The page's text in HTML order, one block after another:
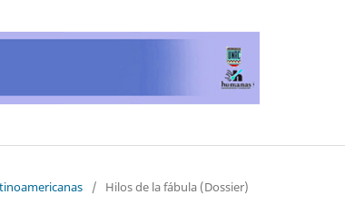
/ Hilos de la fábula (Dossier)